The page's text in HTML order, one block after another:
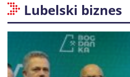
Lubelski biznes